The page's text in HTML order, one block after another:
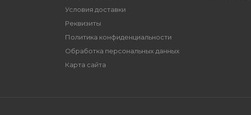
Условия доставки
Реквизиты
Политика конфиденциальности
Обработка персональных данных
Карта сайта